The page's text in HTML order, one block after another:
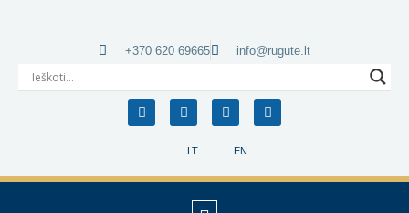
LT EN
+370 620 69665 info@rugute.lt